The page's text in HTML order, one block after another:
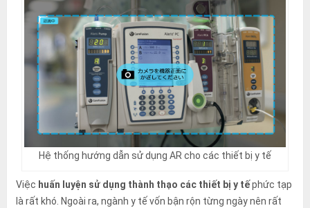
Hệ thống hướng dẫn sử dụng AR cho các thiết bị y tế
Việc huấn luyện sử dụng thành thạo các thiết bị y tếphức tạp
là rất khó. Ngoài ra, ngành y tế vốn bận rộn từng ngày nên rất